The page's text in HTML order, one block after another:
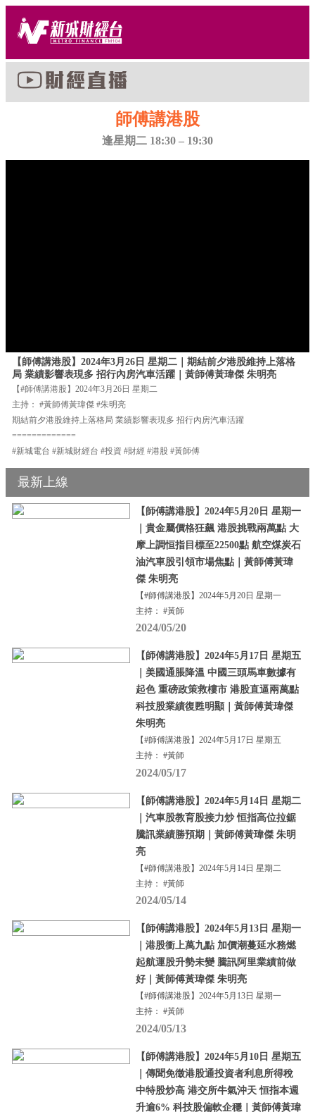
師傅講港股
逢星期二 18:30 – 19:30
【師傅講港股】2024年3月26日 星期二｜期結前夕港股維持上落格
局 業績影響表現多 招行內房汽車活躍｜黃師傅黃瑋傑 朱明亮
【#師傅講港股】2024年3月26日 星期二
主持： #黃師傅黃瑋傑 #朱明亮
期結前夕港股維持上落格局 業績影響表現多 招行內房汽車活躍
=============
#新城電台 #新城財經台 #投資 #財經 #港股 #黃師傅
最新上線
【師傅講港股】2024年5月20日 星期一
｜貴金屬價格狂飆 港股挑戰兩萬點 大
摩上調恒指目標至22500點 航空煤炭石
油汽車股引領市場焦點｜黃師傅黃瑋
傑 朱明亮
【#師傅講港股】2024年5月20日 星期一
主持： #黃師
2024/05/20
【師傅講港股】2024年5月17日 星期五
｜美國通脹降溫 中國三頭馬車數據有
起色 重磅政策救樓市 港股直逼兩萬點
科技股業績復甦明顯｜黃師傅黃瑋傑
朱明亮
【#師傅講港股】2024年5月17日 星期五
主持： #黃師
2024/05/17
【師傅講港股】2024年5月14日 星期二
｜汽車股教育股接力炒 恒指高位拉鋸
騰訊業績勝預期｜黃師傅黃瑋傑 朱明
亮
【#師傅講港股】2024年5月14日 星期二
主持： #黃師
2024/05/14
【師傅講港股】2024年5月13日 星期一
｜港股衝上萬九點 加價潮蔓延水務燃
起航運股升勢未變 騰訊阿里業績前做
好｜黃師傅黃瑋傑 朱明亮
【#師傅講港股】2024年5月13日 星期一
主持： #黃師
2024/05/13
【師傅講港股】2024年5月10日 星期五
｜傳聞免徵港股通投資者利息所得稅
中特股炒高 港交所牛氣沖天 恒指本週
升逾6% 科技股偏軟企穩｜黃師傅黃瑋